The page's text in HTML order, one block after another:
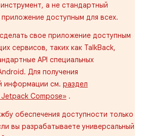
а не стандартный
доступным для всех.
свое приложение доступным
сервисов, таких как TalkBack,
API специальных
Для получения
информации см. раздел
Compose» .
обеспечения доступности только
вы разрабатываете универсальный